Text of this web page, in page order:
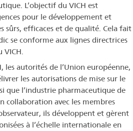
L’objectif du VICH est
pour le développement et
sûrs, efficaces et de qualité. Cela fait
se conforme aux lignes directrices
VICH.
les autorités de l’Union européenne,
les autorisations de mise sur le
que l’industrie pharmaceutique de
collaboration avec les membres
ils développent et gèrent
à l’échelle internationale en